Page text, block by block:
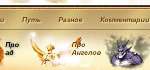
Путь Разное Комментарии
Про
ад
Про
Ангелов